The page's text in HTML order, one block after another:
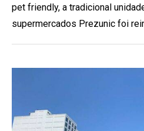
pet friendly, a tradicional
supermercados Prezunic foi